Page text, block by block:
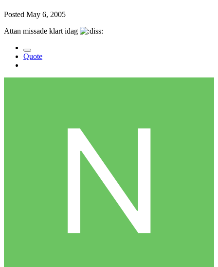
Posted May 6, 2005
Attan missade klart idag
Quote